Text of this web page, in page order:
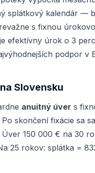
splátkový kalendár —
s fixnou
efektívny úrok o 3
podpor v
Slovensku
anuitný úver s
skončení fixácie sa
Úver 150 000 € na 30
25 rokov: splátka =